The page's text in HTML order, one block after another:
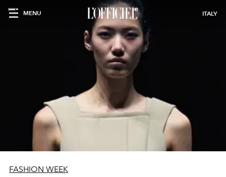
MENU ITALY
FASHION WEEK